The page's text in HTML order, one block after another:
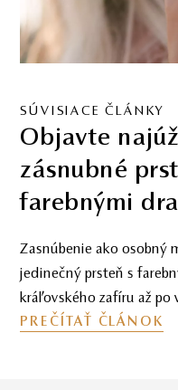
SÚVISIACE ČLÁNKY
Trendy v
prsteňoch
Objavte top trendy
asymetria, farebné
detaily a vintage šarm.
prsteň.
PREČÍTAŤ ČLÁNOK